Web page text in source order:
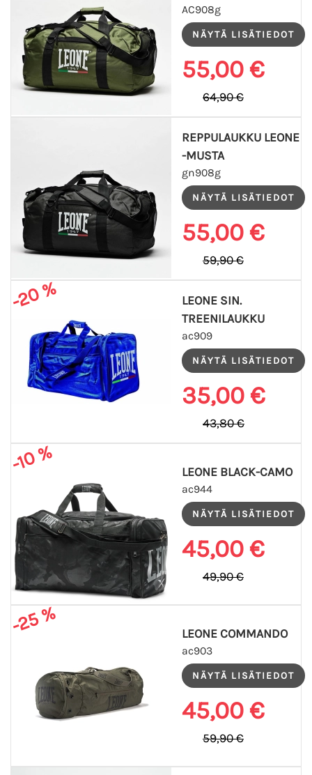
AC908g
55,00 €
64,90 €
REPPULAUKKU LEONE
-MUSTA
gn908g
55,00 €
59,90 €
-20 %
LEONE SIN.
TREENILAUKKU
ac909
35,00 €
43,80 €
-10 % LEONE BLACK-CAMO
ac944
45,00 €
49,90 €
-25 % LEONE COMMANDO
ac903
45,00 €
59,90 €